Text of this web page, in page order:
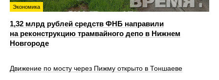
Экономика
1,32 млрд рублей средств ФНБ направили
на реконструкцию трамвайного депо в Нижнем
Новгороде
Движение по мосту через Пижму открыто в Тоншаеве